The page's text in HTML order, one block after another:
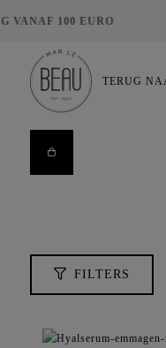
VANAF 100 EURO
TERUG
FILTERS
ZOEKEN
FILTERS
PRIJS
8,00